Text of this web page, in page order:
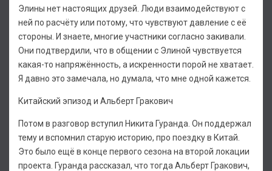
Элины нет настоящих друзей. Люди взаимодействуют с
ней по расчёту или потому, что чувствуют давление с её
стороны. И знаете, многие участники согласно закивали.
Они подтвердили, что в общении с Элиной чувствуется
какая-то напряжённость, а искренности порой не хватает.
Я давно это замечала, но думала, что мне одной кажется.
Китайский эпизод и Альберт Гракович
Потом в разговор вступил Никита Гуранда. Он поддержал
тему и вспомнил старую историю, про поездку в Китай.
Это было ещё в конце первого сезона на второй локации
проекта. Гуранда рассказал, что тогда Альберт Гракович,